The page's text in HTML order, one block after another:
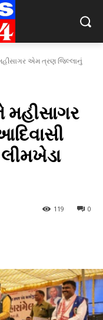
એમ ત્રણ જિલ્લાનું
મહીસાગર
0
119